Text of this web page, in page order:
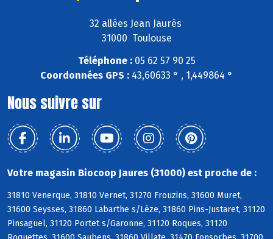
32 allées Jean Jaurès
31000 Toulouse
Téléphone :05 62 57 90 25
Coordonnées GPS : 43,60633 ° , 1,449864 °
Nous suivre sur
Votre magasin Biocoop Jaures (31000) est proche de :
31810 Venerque, 31810 Vernet, 31270 Frouzins, 31600 Muret,
31600 Seysses, 31860 Labarthe s/Lèze, 31860 Pins-Justaret, 31120
Pinsaguel, 31120 Portet s/Garonne, 31120 Roques, 31120